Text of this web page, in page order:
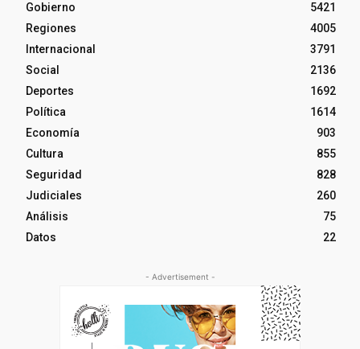
Gobierno
5421
Regiones
4005
Internacional
3791
Social
2136
Deportes
1692
Política
1614
Economía
903
Cultura
855
Seguridad
828
Judiciales
260
Análisis
75
Datos
22
- Advertisement -